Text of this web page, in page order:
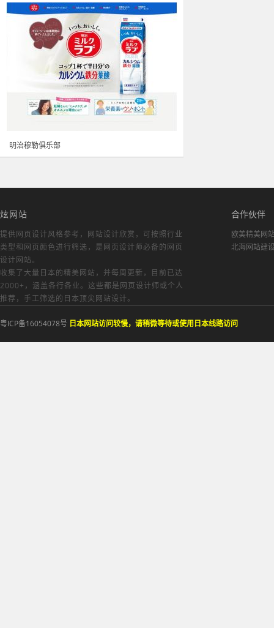
明治穆勒俱乐部
炫网站
提供网页设计风格参考， 网站设计欣赏 ，可按照行业
类型和网页颜色进行筛选，是网页设计师必备的网页
设计网站。
收集了大量日本的精美网站，并每周更新，目前已达
2000+，涵盖各行各业。这些都是网页设计师或个人
推荐，手工筛选的日本顶尖网站设计。
合作伙伴
欧美精美网
北海网站建
粤ICP备16054078号 日本网站访问较慢，请稍微等待或使用日本线路访问